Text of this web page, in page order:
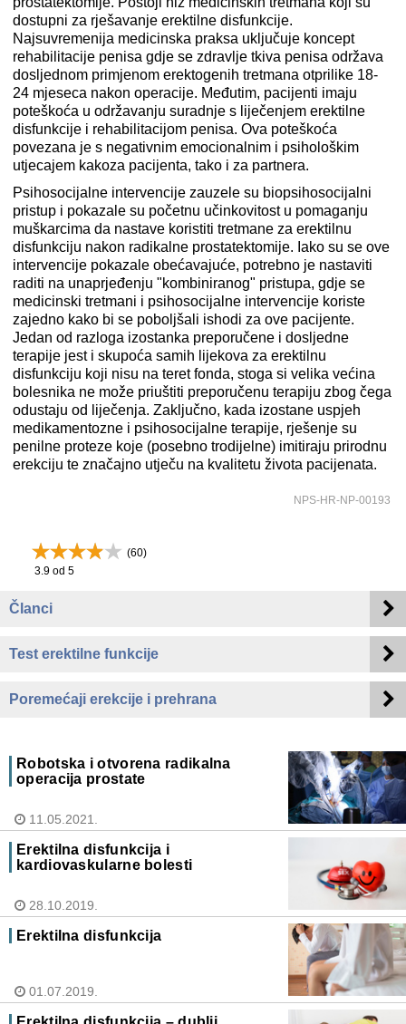
dostupni za rješavanje erektilne disfunkcije.
Najsuvremenija medicinska praksa uključuje koncept
rehabilitacije penisa gdje se zdravlje tkiva penisa održava
dosljednom primjenom erektogenih tretmana otprilike 18-
24 mjeseca nakon operacije. Međutim, pacijenti imaju
poteškoća u održavanju suradnje s liječenjem erektilne
disfunkcije i rehabilitacijom penisa. Ova poteškoća
povezana je s negativnim emocionalnim i psihološkim
utjecajem kakoza pacijenta, tako i za partnera.
Psihosocijalne intervencije zauzele su biopsihosocijalni
pristup i pokazale su početnu učinkovitost u pomaganju
muškarcima da nastave koristiti tretmane za erektilnu
disfunkciju nakon radikalne prostatektomije. Iako su se ove
intervencije pokazale obećavajuće, potrebno je nastaviti
raditi na unaprjeđenju "kombiniranog" pristupa, gdje se
medicinski tretmani i psihosocijalne intervencije koriste
zajedno kako bi se poboljšali ishodi za ove pacijente.
Jedan od razloga izostanka preporučene i dosljedne
terapije jest i skupoća samih lijekova za erektilnu
disfunkciju koji nisu na teret fonda, stoga si velika većina
bolesnika ne može priuštiti preporučenu terapiju zbog čega
odustaju od liječenja. Zaključno, kada izostane uspjeh
medikamentozne i psihosocijalne terapije, rješenje su
penilne proteze koje (posebno trodijelne) imitiraju prirodnu
erekciju te značajno utječu na kvalitetu života pacijenata.
NPS-HR-NP-00193
(60)
3.9 od 5
Članci
Test erektilne funkcije
Poremećaji erekcije i prehrana
Robotska i otvorena radikalna
operacija prostate
11.05.2021.
Erektilna disfunkcija i
kardiovaskularne bolesti
28.10.2019.
Erektilna disfunkcija
01.07.2019.